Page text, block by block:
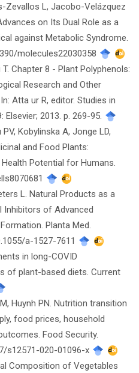
Zevallos L, Jacobo-Velázquez
on Its Dual Role as a
against Metabolic Syndrome.
molecules22030358
Chapter 8 - Plant Polyphenols:
Research and Other
Atta ur R, editor. Studies in
2013. p. 269-95.
Kobylinska A, Jonge LD,
and Food Plants:
Potential for Humans.
L. Natural Products as a
of Advanced
Planta Med.
a-1527-7611
in long-COVID
of plant-based diets. Current
Huynh PN. Nutrition transition
food prices, household
Food Security.
s12571-020-01096-x
Composition of Vegetables